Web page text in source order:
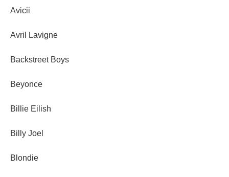
Avicii
Avril Lavigne
Backstreet Boys
Beyonce
Billie Eilish
Billy Joel
Blondie